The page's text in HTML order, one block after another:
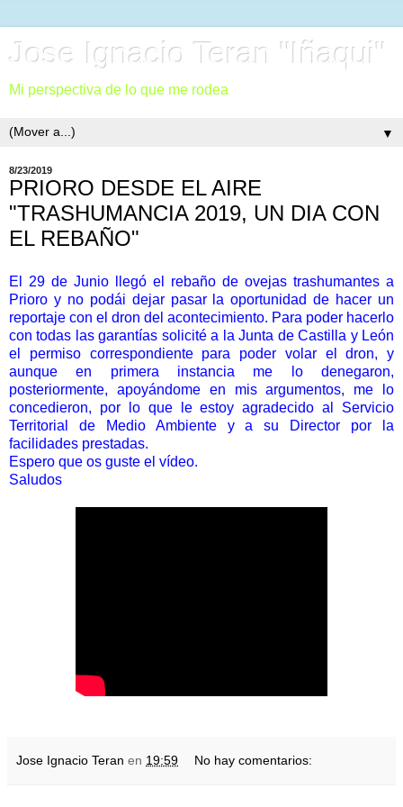
Jose Ignacio Teran "Iñaqui"
Mi perspectiva de lo que me rodea
▼
8/23/2019
PRIORO DESDE EL AIRE
"TRASHUMANCIA 2019, UN DIA CON
EL REBAÑO"
El 29 de Junio llegó el rebaño de ovejas trashumantes a
Prioro y no podái dejar pasar la oportunidad de hacer un
reportaje con el dron del acontecimiento. Para poder hacerlo
con todas las garantías solicité a la Junta de Castilla y León
el permiso correspondiente para poder volar el dron, y
aunque en primera instancia me lo denegaron,
posteriormente, apoyándome en mis argumentos, me lo
concedieron, por lo que le estoy agradecido al Servicio
Territorial de Medio Ambiente y a su Director por la
facilidades prestadas.
Espero que os guste el vídeo.
Saludos
Jose Ignacio Teran en 19:59 No hay comentarios: